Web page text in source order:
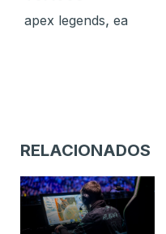
apex legends, ea
RELACIONADOS